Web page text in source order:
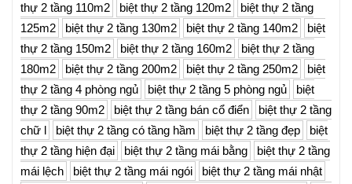
thự 2 tầng 110m2
biệt thự 2 tầng 120m2
biệt thự 2 tầng
125m2
biệt thự 2 tầng 130m2 biệt thự 2 tầng 140m2
biệt
thự 2 tầng 150m2
biệt thự 2 tầng 160m2
biệt thự 2 tầng
180m2
biệt thự 2 tầng 200m2 biệt thự 2 tầng 250m2
biệt
thự 2 tầng 4 phòng ngủ
biệt thự 2 tầng 5 phòng ngủ
biệt
thự 2 tầng 90m2
biệt thự 2 tầng bán cổ điển
biệt thự 2 tầng
chữ l
biệt thự 2 tầng có tầng hầm biệt thự 2 tầng đẹp
biệt
thự 2 tầng hiện đại
biệt thự 2 tầng mái bằng
biệt thự 2 tầng
mái lệch
biệt thự 2 tầng mái ngói
biệt thự 2 tầng mái nhật